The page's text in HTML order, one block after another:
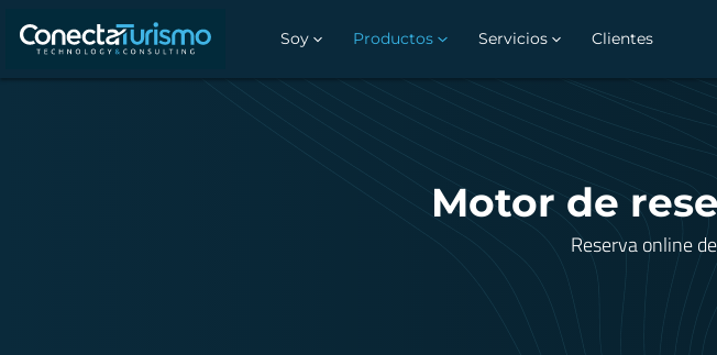
Soy Productos Servicios Clientes
Motor de
Reserva online